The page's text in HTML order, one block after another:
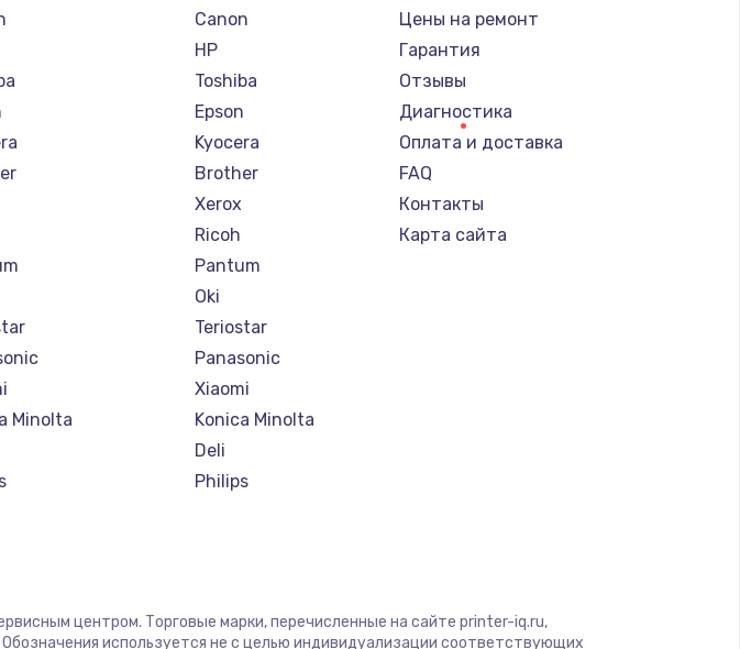
Minolta
Canon
HP
Toshiba
Epson
Kyocera
Brother
Xerox
Ricoh
Pantum
Oki
Teriostar
Panasonic
Xiaomi
Konica Minolta
Deli
Philips
TSC
Цены на ремонт
Гарантия
Отзывы
Диагностика
Оплата и доставка
FAQ
Контакты
Карта сайта
центром. Торговые марки, перечисленные на сайте printer-iq.ru,
используется не с целью индивидуализации соответствующих